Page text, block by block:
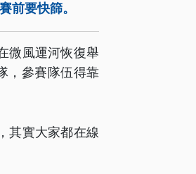
前要快篩。
微風運河恢復舉
，參賽隊伍得靠
其實大家都在線